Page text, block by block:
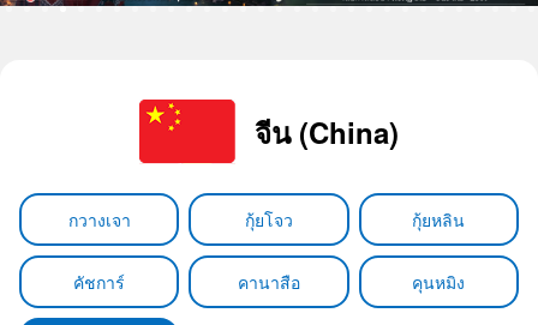
จีน (China)
กวางเจา กุ้ยโจว กุ้ยหลิน
คัชการ์ คานาสือ คุนหมิง